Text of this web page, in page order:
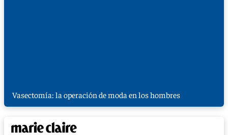
Vasectomía: la operación de moda en los hombres